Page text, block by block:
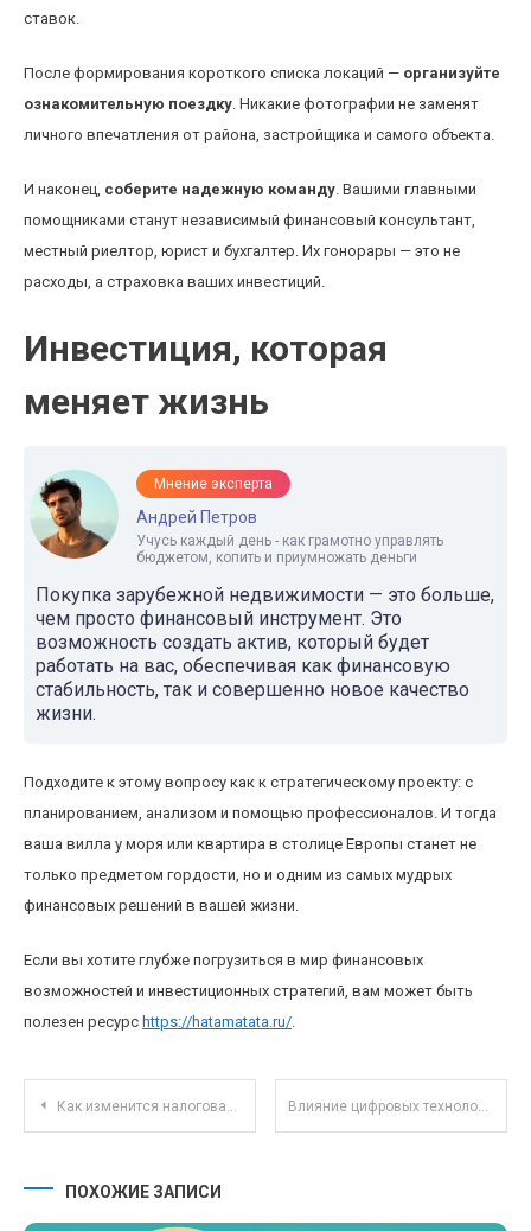
ставок.
После формирования короткого списка локаций — организуйте
ознакомительную поездку. Никакие фотографии не заменят
личного впечатления от района, застройщика и самого объекта.
И наконец, соберите надежную команду. Вашими главными
помощниками станут независимый финансовый консультант,
местный риелтор, юрист и бухгалтер. Их гонорары — это не
расходы, а страховка ваших инвестиций.
Инвестиция, которая
меняет жизнь
Мнение эксперта
Андрей Петров
Учусь каждый день - как грамотно управлять
бюджетом, копить и приумножать деньги
Покупка зарубежной недвижимости — это больше,
чем просто финансовый инструмент. Это
возможность создать актив, который будет
работать на вас, обеспечивая как финансовую
стабильность, так и совершенно новое качество
жизни.
Подходите к этому вопросу как к стратегическому проекту: с
планированием, анализом и помощью профессионалов. И тогда
ваша вилла у моря или квартира в столице Европы станет не
только предметом гордости, но и одним из самых мудрых
финансовых решений в вашей жизни.
Если вы хотите глубже погрузиться в мир финансовых
возможностей и инвестиционных стратегий, вам может быть
полезен ресурс https://hatamatata.ru/.
Навигация по записям
Как изменится налоговая отчетность для фрилансеров в 2025 году: новые требования и возможности Влияние цифровых технологий на налоговое законодательство: новые вызовы и решения
ПОХОЖИЕ ЗАПИСИ